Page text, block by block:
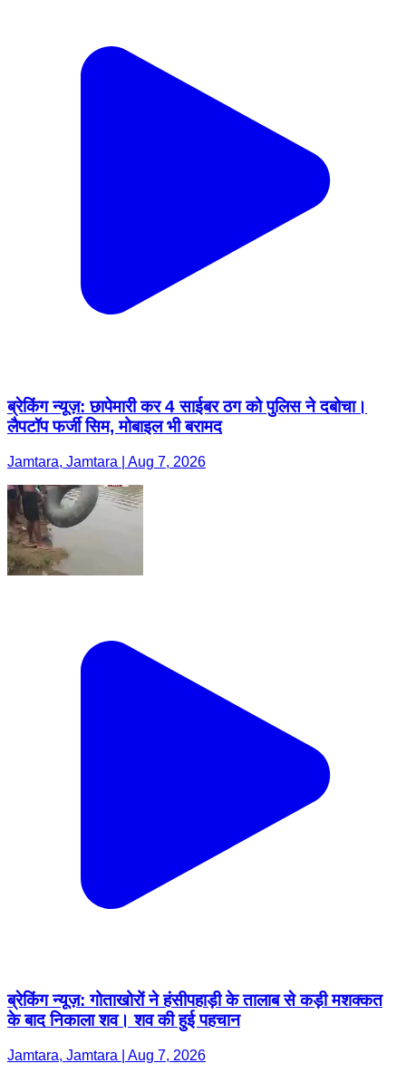
ब्रेकिंग न्यूज़: छापेमारी कर 4 साईबर ठग को पुलिस ने दबोचा।
लैपटॉप फर्जी सिम, मोबाइल भी बरामद
Jamtara, Jamtara | Aug 7, 2026
ब्रेकिंग न्यूज़: गोताखोरों ने हंसीपहाड़ी के तालाब से कड़ी मशक्कत
के बाद निकाला शव। शव की हुई पहचान
Jamtara, Jamtara | Aug 7, 2026